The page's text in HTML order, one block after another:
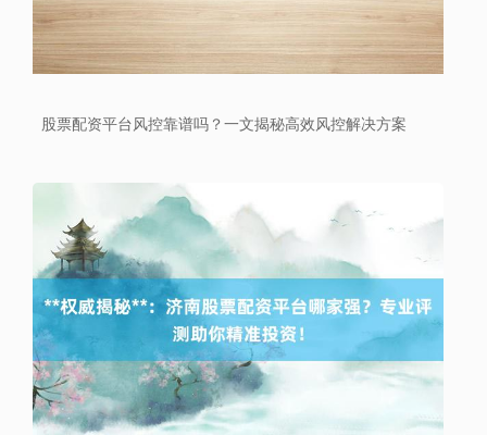
股票配资平台风控靠谱吗？一文揭秘高效风控解决方案
1134.24 +1.01%